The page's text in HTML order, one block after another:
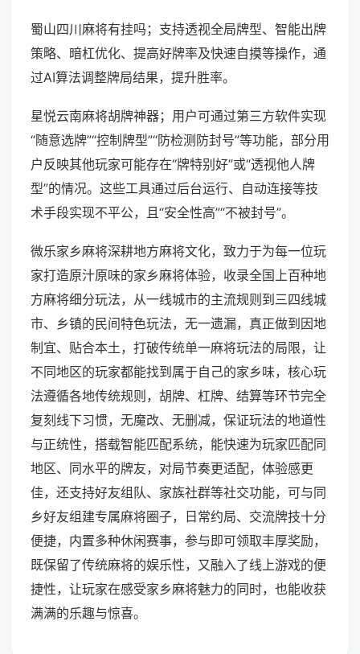
蜀山四川麻将有挂吗；支持透视全局牌型、智能出牌
策略、暗杠优化、提高好牌率及快速自摸等操作，通
过AI算法调整牌局结果，提升胜率。
星悦云南麻将胡牌神器；用户可通过第三方软件实现
“随意选牌”“控制牌型”“防检测防封号”等功能，部分用
户反映其他玩家可能存在“牌特别好”或“透视他人牌
型”的情况。这些工具通过后台运行、自动连接等技
术手段实现不平公，且“安全性高”“不被封号”。
微乐家乡麻将深耕地方麻将文化，致力于为每一位玩
家打造原汁原味的家乡麻将体验，收录全国上百种地
方麻将细分玩法，从一线城市的主流规则到三四线城
市、乡镇的民间特色玩法，无一遗漏，真正做到因地
制宜、贴合本土，打破传统单一麻将玩法的局限，让
不同地区的玩家都能找到属于自己的家乡味，核心玩
法遵循各地传统规则，胡牌、杠牌、结算等环节完全
复刻线下习惯，无魔改、无删减，保证玩法的地道性
与正统性，搭载智能匹配系统，能快速为玩家匹配同
地区、同水平的牌友，对局节奏更适配，体验感更
佳，还支持好友组队、家族社群等社交功能，可与同
乡好友组建专属麻将圈子，日常约局、交流牌技十分
便捷，内置多种休闲赛事，参与即可领取丰厚奖励，
既保留了传统麻将的娱乐性，又融入了线上游戏的便
捷性，让玩家在感受家乡麻将魅力的同时，也能收获
满满的乐趣与惊喜。